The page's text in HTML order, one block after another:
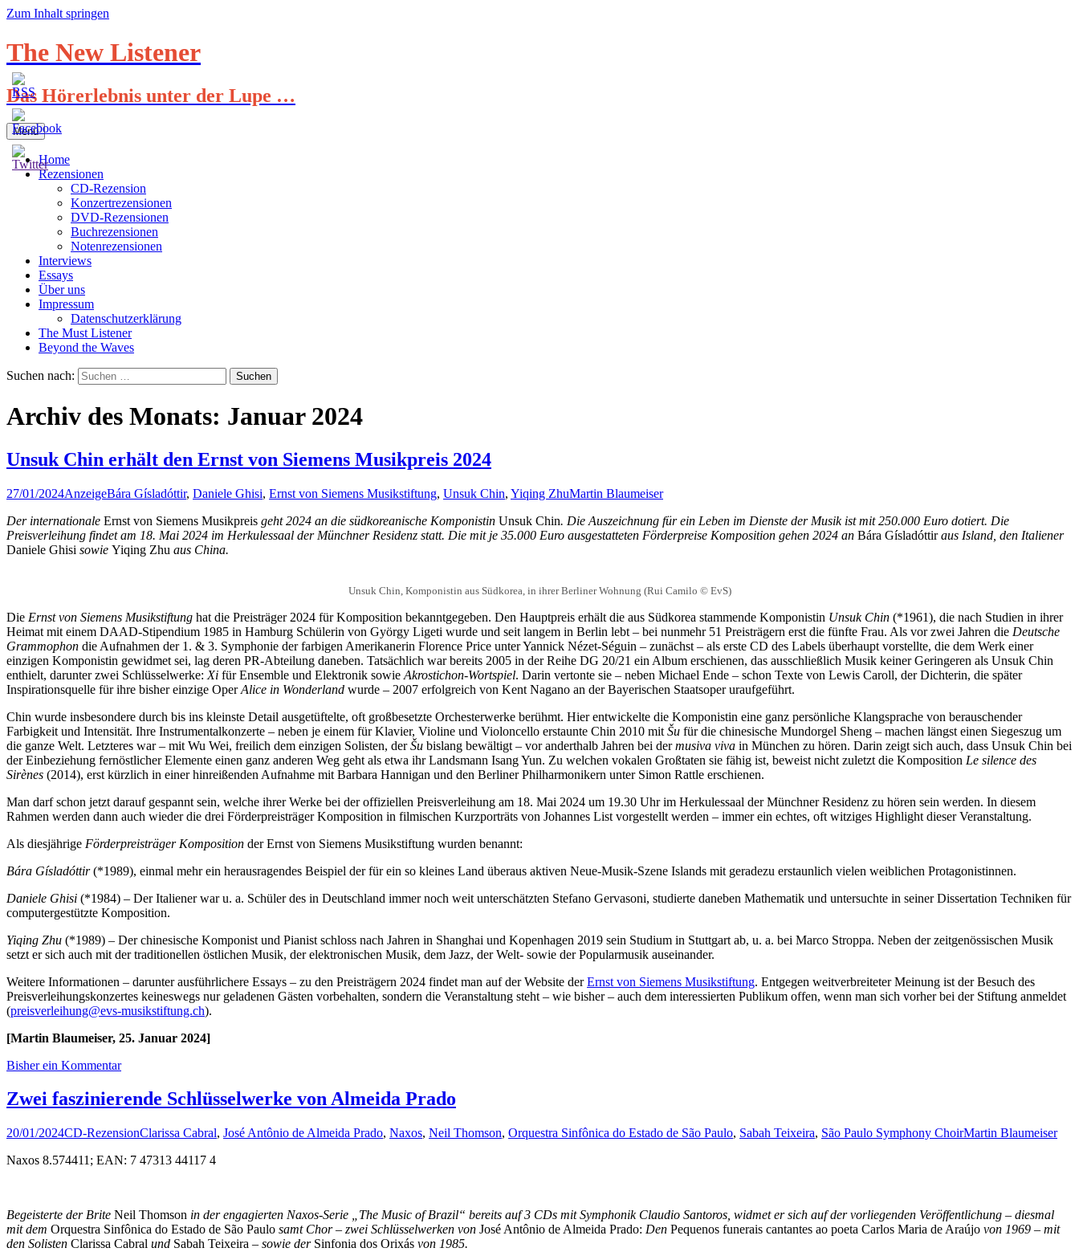
Zum Inhalt springen
The New Listener
Das Hörerlebnis unter der Lupe …
Menü
Home
Rezensionen
CD-Rezension
Konzertrezensionen
DVD-Rezensionen
Buchrezensionen
Notenrezensionen
Interviews
Essays
Über uns
Impressum
Datenschutzerklärung
The Must Listener
Beyond the Waves
Suchen nach:
Archiv des Monats: Januar 2024
Unsuk Chin erhält den Ernst von Siemens Musikpreis 2024
27/01/2024AnzeigeBára Gísladóttir, Daniele Ghisi, Ernst von Siemens Musikstiftung, Unsuk Chin, Yiqing ZhuMartin Blaumeiser
Der internationale Ernst von Siemens Musikpreis geht 2024 an die südkoreanische Komponistin Unsuk Chin. Die Auszeichnung für ein Leben im Dienste der Musik ist mit 250.000 Euro dotiert. Die
Preisverleihung findet am 18. Mai 2024 im Herkulessaal der Münchner Residenz statt. Die mit je 35.000 Euro ausgestatteten Förderpreise Komposition gehen 2024 an Bára Gísladóttiraus Island, den Italiener
Daniele Ghisi sowie Yiqing Zhu aus China.
Unsuk Chin, Komponistin aus Südkorea, in ihrer Berliner Wohnung (Rui Camilo © EvS)
Die Ernst von Siemens Musikstiftung hat die Preisträger 2024 für Komposition bekanntgegeben. Den Hauptpreis erhält die aus Südkorea stammende Komponistin Unsuk Chin (*1961), die nach Studien in ihrer
Heimat mit einem DAAD-Stipendium 1985 in Hamburg Schülerin von György Ligeti wurde und seit langem in Berlin lebt – bei nunmehr 51 Preisträgern erst die fünfte Frau. Als vor zwei Jahren die Deutsche
Grammophon die Aufnahmen der 1. & 3. Symphonie der farbigen Amerikanerin Florence Price unter Yannick Nézet-Séguin – zunächst – als erste CD des Labels überhaupt vorstellte, die dem Werk einer
einzigen Komponistin gewidmet sei, lag deren PR-Abteilung daneben. Tatsächlich war bereits 2005 in der Reihe DG 20/21 ein Album erschienen, das ausschließlich Musik keiner Geringeren als Unsuk Chin
enthielt, darunter zwei Schlüsselwerke: Xi für Ensemble und Elektronik sowie Akrostichon-Wortspiel. Darin vertonte sie – neben Michael Ende – schon Texte von Lewis Caroll, der Dichterin, die später
Inspirationsquelle für ihre bisher einzige OperAlice in Wonderland wurde – 2007 erfolgreich von Kent Nagano an der Bayerischen Staatsoper uraufgeführt.
Chin wurde insbesondere durch bis ins kleinste Detail ausgetüftelte, oft großbesetzte Orchesterwerke berühmt. Hier entwickelte die Komponistin eine ganz persönliche Klangsprache von berauschender
Farbigkeit und Intensität. Ihre Instrumentalkonzerte – neben je einem für Klavier, Violine und Violoncello erstaunte Chin 2010 mit Šu für die chinesische Mundorgel Sheng – machen längst einen Siegeszug um
die ganze Welt. Letzteres war – mit Wu Wei, freilich dem einzigen Solisten, derŠu bislang bewältigt – vor anderthalb Jahren bei dermusiva viva in München zu hören. Darin zeigt sich auch, dass Unsuk Chin bei
der Einbeziehung fernöstlicher Elemente einen ganz anderen Weg geht als etwa ihr Landsmann Isang Yun. Zu welchen vokalen Großtaten sie fähig ist, beweist nicht zuletzt die Komposition Le silence des
Sirènes (2014), erst kürzlich in einer hinreißenden Aufnahme mit Barbara Hannigan und den Berliner Philharmonikern unter Simon Rattle erschienen.
Man darf schon jetzt darauf gespannt sein, welche ihrer Werke bei der offiziellen Preisverleihung am 18. Mai 2024 um 19.30 Uhr im Herkulessaal der Münchner Residenz zu hören sein werden. In diesem
Rahmen werden dann auch wieder die drei Förderpreisträger Komposition in filmischen Kurzporträts von Johannes List vorgestellt werden – immer ein echtes, oft witziges Highlight dieser Veranstaltung.
Als diesjährige Förderpreisträger Komposition der Ernst von Siemens Musikstiftung wurden benannt:
Bára Gísladóttir(*1989), einmal mehr ein herausragendes Beispiel der für ein so kleines Land überaus aktiven Neue-Musik-Szene Islands mit geradezu erstaunlich vielen weiblichen Protagonistinnen.
Daniele Ghisi (*1984) – Der Italiener war u. a. Schüler des in Deutschland immer noch weit unterschätzten Stefano Gervasoni, studierte daneben Mathematik und untersuchte in seiner Dissertation Techniken für
computergestützte Komposition.
Yiqing Zhu (*1989) – Der chinesische Komponist und Pianist schloss nach Jahren in Shanghai und Kopenhagen 2019 sein Studium in Stuttgart ab, u. a. bei Marco Stroppa. Neben der zeitgenössischen Musik
setzt er sich auch mit der traditionellen östlichen Musik, der elektronischen Musik, dem Jazz, der Welt- sowie der Popularmusik auseinander.
Weitere Informationen – darunter ausführlichere Essays – zu den Preisträgern 2024 findet man auf der Website derErnst von Siemens Musikstiftung. Entgegen weitverbreiteter Meinung ist der Besuch des
Preisverleihungskonzertes keineswegs nur geladenen Gästen vorbehalten, sondern die Veranstaltung steht – wie bisher – auch dem interessierten Publikum offen, wenn man sich vorher bei der Stiftung anmeldet
(preisverleihung@evs-musikstiftung.ch).
[Martin Blaumeiser, 25. Januar 2024]
Bisher ein Kommentar
Zwei faszinierende Schlüsselwerke von Almeida Prado
20/01/2024CD-RezensionClarissa Cabral, José Antônio de Almeida Prado, Naxos, Neil Thomson, Orquestra Sinfônica do Estado de São Paulo, Sabah Teixeira, São Paulo Symphony ChoirMartin Blaumeiser
Naxos 8.574411; EAN: 7 47313 44117 4
Begeisterte der Brite Neil Thomson in der engagierten Naxos-Serie „The Music of Brazil“ bereits auf 3 CDs mit Symphonik Claudio Santoros, widmet er sich auf der vorliegenden Veröffentlichung – diesmal
mit dem Orquestra Sinfônica do Estado de São Paulo samt Chor – zwei Schlüsselwerken von José Antônio de Almeida Prado: Den Pequenos funerais cantantes ao poeta Carlos Maria de Araújo von 1969 – mit
den Solisten Clarissa Cabral und Sabah Teixeira – sowie der Sinfonia dos Orixás von 1985.